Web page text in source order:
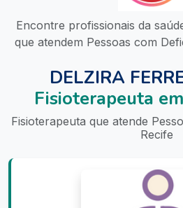
Encontre profissionais da
que atendem Pessoas com
DELZIRA
Fisioterapeuta
Fisioterapeuta que atende
Recife